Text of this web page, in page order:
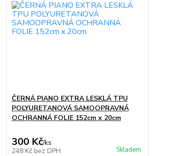
ČERNÁ PIANO EXTRA LESKLÁ TPU
POLYURETANOVÁ SAMOOPRAVNÁ
OCHRANNÁ FOLIE 152cm x 20cm
300 Kč/ks
248 Kč bez DPH Skladem